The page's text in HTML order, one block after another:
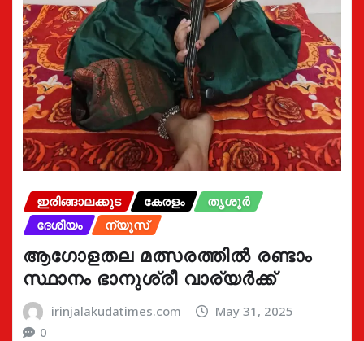
ഇരിങ്ങാലക്കുട കേരളം
തൃശൂർ
ദേശീയം
ന്യൂസ്
ആഗോളതല മത്സരത്തിൽ രണ്ടാം
സ്ഥാനം ഭാനുശ്രീ വാര്യർക്ക്
irinjalakudatimes.com
May 31, 2025
0